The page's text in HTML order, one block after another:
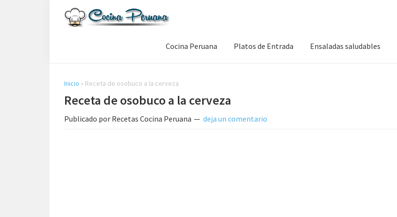
de
Comida
Peruana
Cocina Peruana Platos de Entrada Ensaladas saludables
Inicio » Receta de osobuco a la cerveza
Receta de osobuco a la cerveza
Publicado por Recetas Cocina Peruana deja un comentario